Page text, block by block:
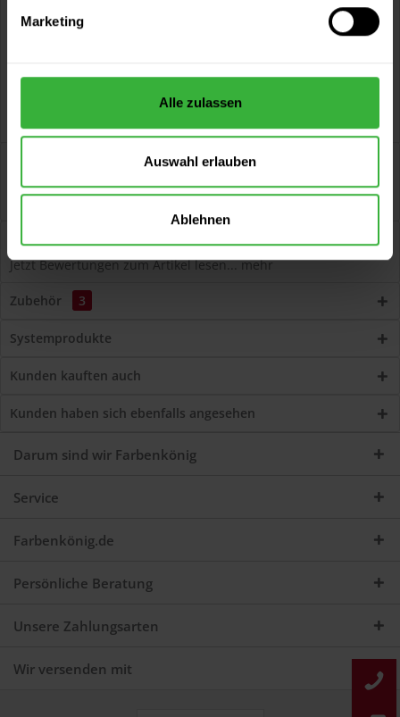
Marketing
Alle zulassen
Auswahl erlauben
Ablehnen
Persönliche Beratung unter
Lignodur VarioGuard Tix 510 Gel-Lasur 510 (Kalkweiß)
aromatenfrei, tropffrei, seidenglänzend,...
Bewertungen
Jetzt Bewertungen zum Artikel lesen...mehr
Zubehör 3
Systemprodukte
Kunden kauften auch
Kunden haben sich ebenfalls angesehen
Darum sind wir Farbenkönig
Service
Farbenkönig.de
Persönliche Beratung
Unsere Zahlungsarten
Wir versenden mit